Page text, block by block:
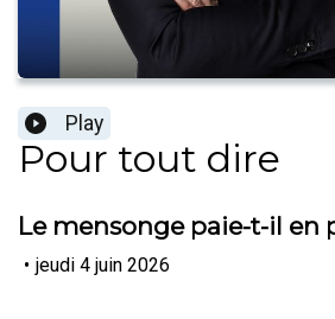
Play
Pour tout dire
Le mensonge paie-t-il en
• jeudi 4 juin 2026